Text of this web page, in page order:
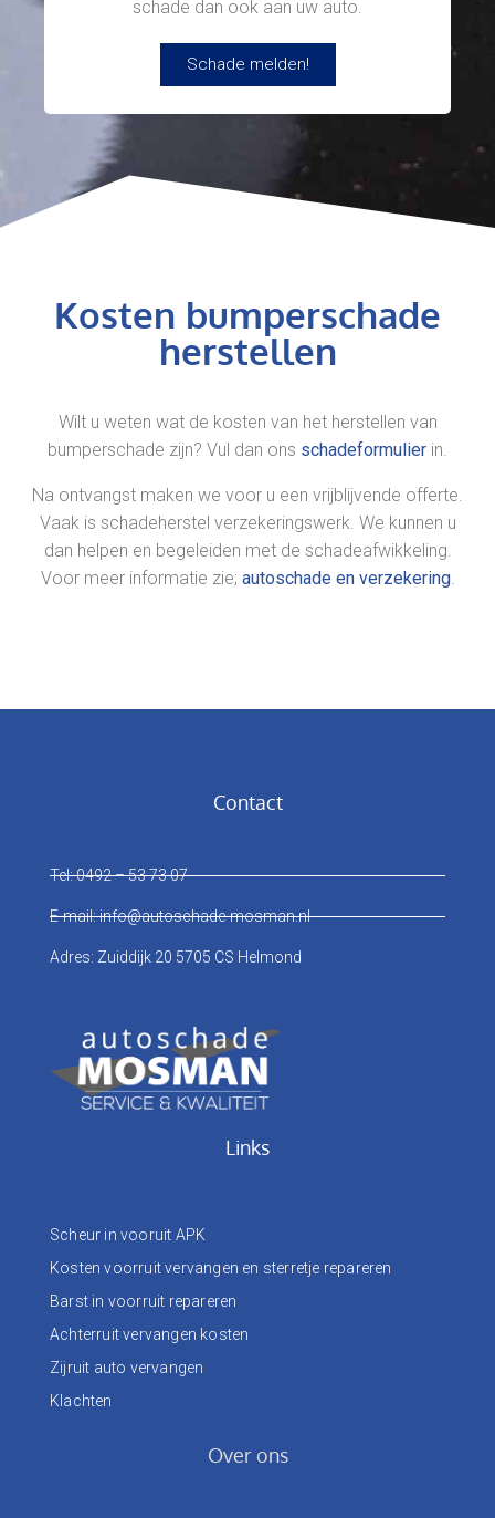
schade dan ook aan uw auto.
Schade melden!
Kosten bumperschade
herstellen
Wilt u weten wat de kosten van het herstellen van
bumperschade zijn? Vul dan ons schadeformulier in.
Na ontvangst maken we voor u een vrijblijvende offerte.
Vaak is schadeherstel verzekeringswerk. We kunnen u
dan helpen en begeleiden met de schadeafwikkeling.
Voor meer informatie zie; autoschade en verzekering.
Contact
Tel: 0492 – 53 73 07
E-mail: info@autoschade-mosman.nl
Adres: Zuiddijk 20 5705 CS Helmond
Links
Scheur in vooruit APK
Kosten voorruit vervangen en sterretje repareren
Barst in voorruit repareren
Achterruit vervangen kosten
Zijruit auto vervangen
Klachten
Over ons